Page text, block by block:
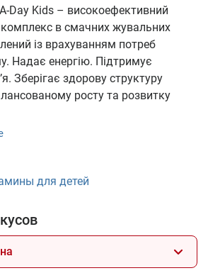
Day Kids – високоефективний
комплекс в смачних жувальних
із врахуванням потреб
Надає енергію. Підтримує
Зберігає здорову структуру
росту та розвитку
для детей